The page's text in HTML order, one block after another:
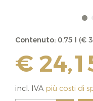
Contenuto: 0.75 l (€
€
incl. IVA più costi di